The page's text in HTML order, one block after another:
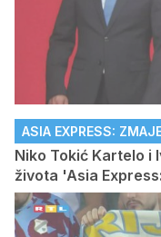
ASIA EXPRESS:
Niko Tokić Kartelo i
života 'Asia